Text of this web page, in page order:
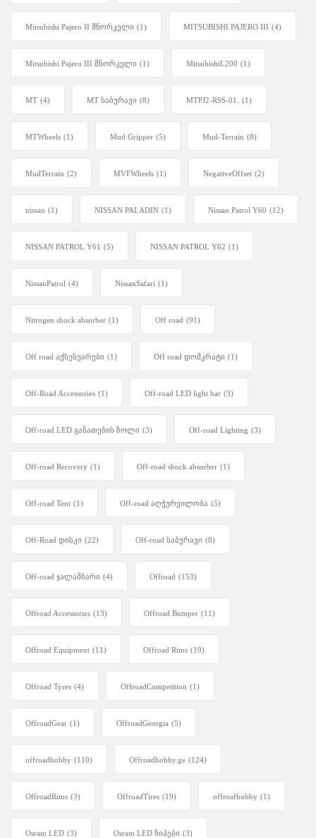
Mitsubishi Pajero II შნორკელი (1) MITSUBISHI PAJERO III (4)
Mitsubishi Pajero III შნორკელი (1) MitsubishiL200 (1)
MT (4) MT საბურავი (8) MTPJ2-RSS-01. (1)
MTWheels (1) Mud Gripper (5) Mud-Terrain (8)
MudTerrain (2) MVFWheels (1) NegativeOffset (2)
nissan (1) NISSAN PALADIN (1) Nissan Patrol Y60 (12)
NISSAN PATROL Y61 (5) NISSAN PATROL Y62 (1)
NissanPatrol (4) NissanSafari (1)
Nitrogen shock absorber (1) Off road (91)
Off road აქსესუარები (1) Off road დომკრატი (1)
Off-Road Accessories (1) Off-road LED light bar (3)
Off-road LED განათების ზოლი (3) Off-road Lighting (3)
Off-road Recovery (1) Off-road shock absorber (1)
Off-road Tent (1) Off-road აღჭურვილობა (5)
Off-Road დისკი (22) Off-road საბურავი (8)
Off-road ჯალამბარი (4) Offroad (153)
Offroad Accessories (13) Offroad Bumper (11)
Offroad Equipment (11) Offroad Rims (19)
Offroad Tyres (4) OffroadCompetition (1)
OffroadGear (1) OffroadGeorgia (5)
offroadhobby (110) Offroadhobby.ge (124)
OffroadRims (3) OffroadTires (19) offroafhobby (1)
Osram LED (3) Osram LED ჩიპები (3)